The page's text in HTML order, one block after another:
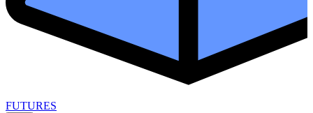
FUTURES